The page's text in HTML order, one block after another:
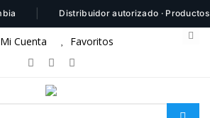
| Distribuidor autorizado · Productos
Mi Cuenta Favoritos